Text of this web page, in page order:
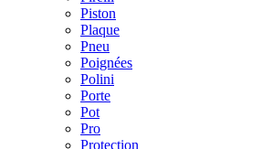
Piston
Plaque
Pneu
Poignées
Polini
Porte
Pot
Pro
Protection